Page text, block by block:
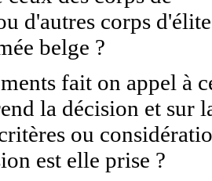
d'autres corps d'élite
belge ?
fait on appel à
la décision et sur
ou
est elle prise ?